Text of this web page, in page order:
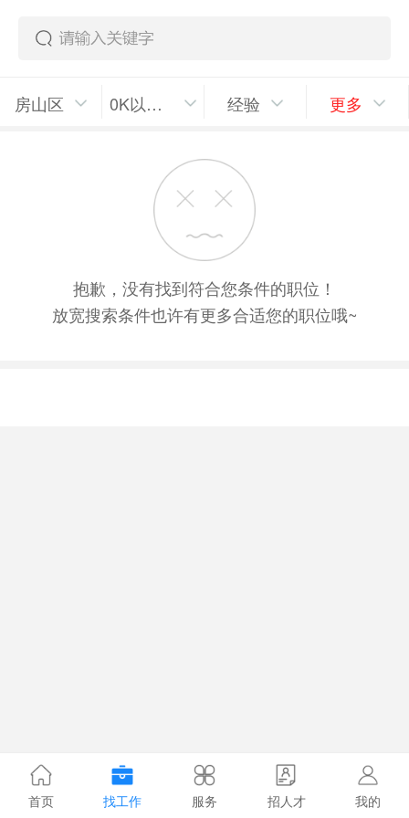
房山区 0K以上/月 经验 更多
抱歉，没有找到符合您条件的职位！
放宽搜索条件也许有更多合适您的职位哦~
首页 找工作 服务 招人才 我的